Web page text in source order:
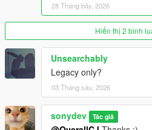
28 Tháng bảy, 2026
Hiển thị 2 bình
Unsearchably
Legacy only?
03 Tháng sáu, 2026
sonydev Tác giả